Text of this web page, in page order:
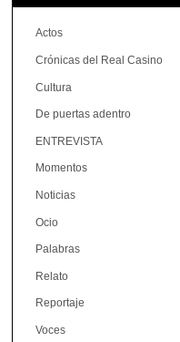
Actos
Crónicas del Real Casino
Cultura
De puertas adentro
ENTREVISTA
Momentos
Noticias
Ocio
Palabras
Relato
Reportaje
Voces